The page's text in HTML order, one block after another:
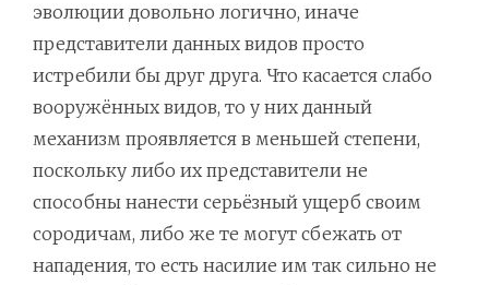
эволюции довольно логично, иначе
представители данных видов просто
истребили бы друг друга. Что касается слабо
вооружённых видов, то у них данный
механизм проявляется в меньшей степени,
поскольку либо их представители не
способны нанести серьёзный ущерб своим
сородичам, либо же те могут сбежать от
нападения, то есть насилие им так сильно не